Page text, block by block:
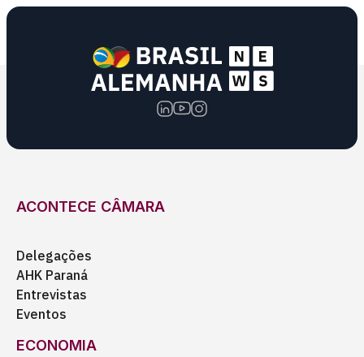
ACONTECE CÂMARA
Delegações
AHK Paraná
Entrevistas
Eventos
ECONOMIA